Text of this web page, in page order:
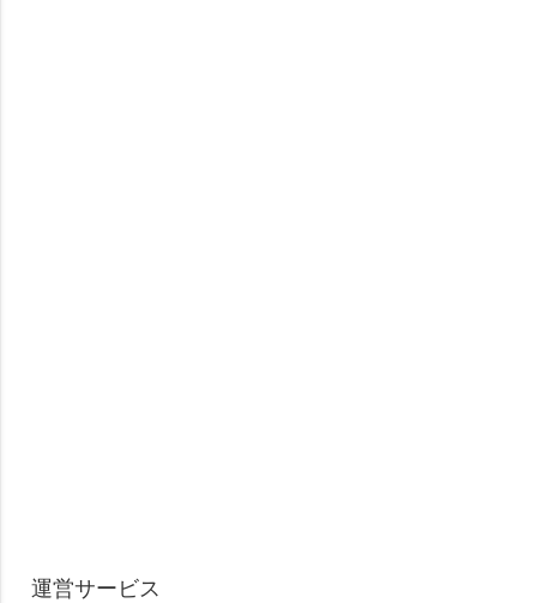
運営サービス